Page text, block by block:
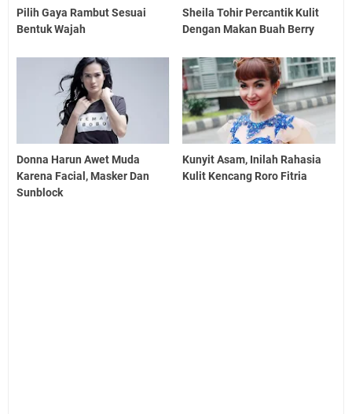
Pilih Gaya Rambut Sesuai
Bentuk Wajah
Sheila Tohir Percantik Kulit
Dengan Makan Buah Berry
Donna Harun Awet Muda
Karena Facial, Masker Dan
Sunblock
Kunyit Asam, Inilah Rahasia
Kulit Kencang Roro Fitria